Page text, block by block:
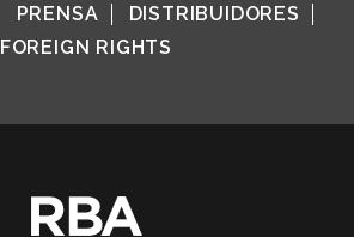
PRENSA
DISTRIBUIDORES
FOREIGN RIGHTS